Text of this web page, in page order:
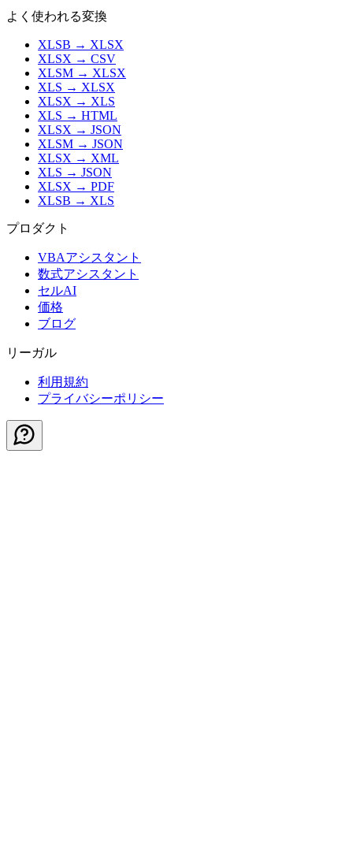
よく使われる変換
XLSB → XLSX
XLSX → CSV
XLSM → XLSX
XLS → XLSX
XLSX → XLS
XLS → HTML
XLSX → JSON
XLSM → JSON
XLSX → XML
XLS → JSON
XLSX → PDF
XLSB → XLS
プロダクト
VBAアシスタント
数式アシスタント
セルAI
価格
ブログ
リーガル
利用規約
プライバシーポリシー